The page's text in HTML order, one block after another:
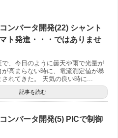
ンバータ開発(22) シャント
ト発進・・・ではありませ
で、今日のように曇天や雨で光量が
高まらない時に、電流測定値が暴
れてきた。 天気の良い時に...
記事を読む
ンバータ開発(5) PICで制御